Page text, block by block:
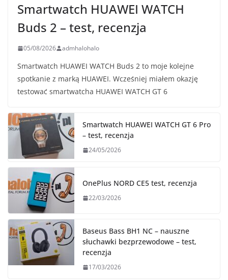
Smartwatch HUAWEI WATCH
Buds 2 – test, recenzja
05/08/2026 admhalohalo
Smartwatch HUAWEI WATCH Buds 2 to moje kolejne
spotkanie z marką HUAWEI. Wcześniej miałem okazję
testować smartwatcha HUAWEI WATCH GT 6
Smartwatch HUAWEI WATCH GT 6 Pro
– test, recenzja
24/05/2026
OnePlus NORD CE5 test, recenzja
22/03/2026
Baseus Bass BH1 NC – nauszne
słuchawki bezprzewodowe – test,
recenzja
17/03/2026